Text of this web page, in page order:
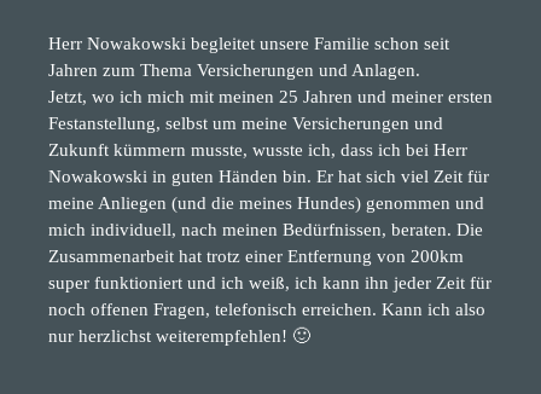
Herr Nowakowski begleitet unsere Familie schon seit
Jahren zum Thema Versicherungen und Anlagen.
Jetzt, wo ich mich mit meinen 25 Jahren und meiner ersten
Festanstellung, selbst um meine Versicherungen und
Zukunft kümmern musste, wusste ich, dass ich bei Herr
Nowakowski in guten Händen bin. Er hat sich viel Zeit für
meine Anliegen (und die meines Hundes) genommen und
mich individuell, nach meinen Bedürfnissen, beraten. Die
Zusammenarbeit hat trotz einer Entfernung von 200km
super funktioniert und ich weiß, ich kann ihn jeder Zeit für
noch offenen Fragen, telefonisch erreichen. Kann ich also
nur herzlichst weiterempfehlen! 🙂